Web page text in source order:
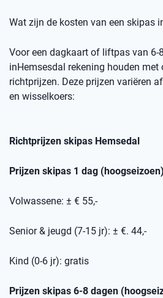
Wat zijn de kosten van een skipas
Voor een dagkaart of liftpas van 6-
inHemsesdal rekening houden met
richtprijzen. Deze prijzen variëren
en wisselkoers:
Richtprijzen skipas Hemsedal
Prijzen skipas 1 dag
Volwassene: ± € 55,-
Senior & jeugd (7-15 jr): ± €. 44,-
Kind (0-6 jr): gratis
Prijzen skipas 6-8 dagen